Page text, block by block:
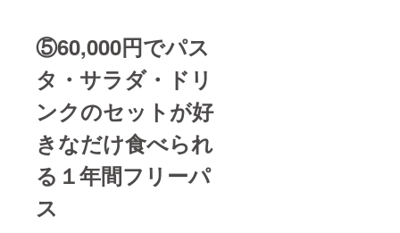
⑤60,000円でパス
タ・サラダ・ドリ
ンクのセットが好
きなだけ食べられ
る１年間フリーパ
ス